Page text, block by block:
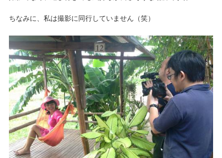
ちなみに、私は撮影に同行していません（笑）